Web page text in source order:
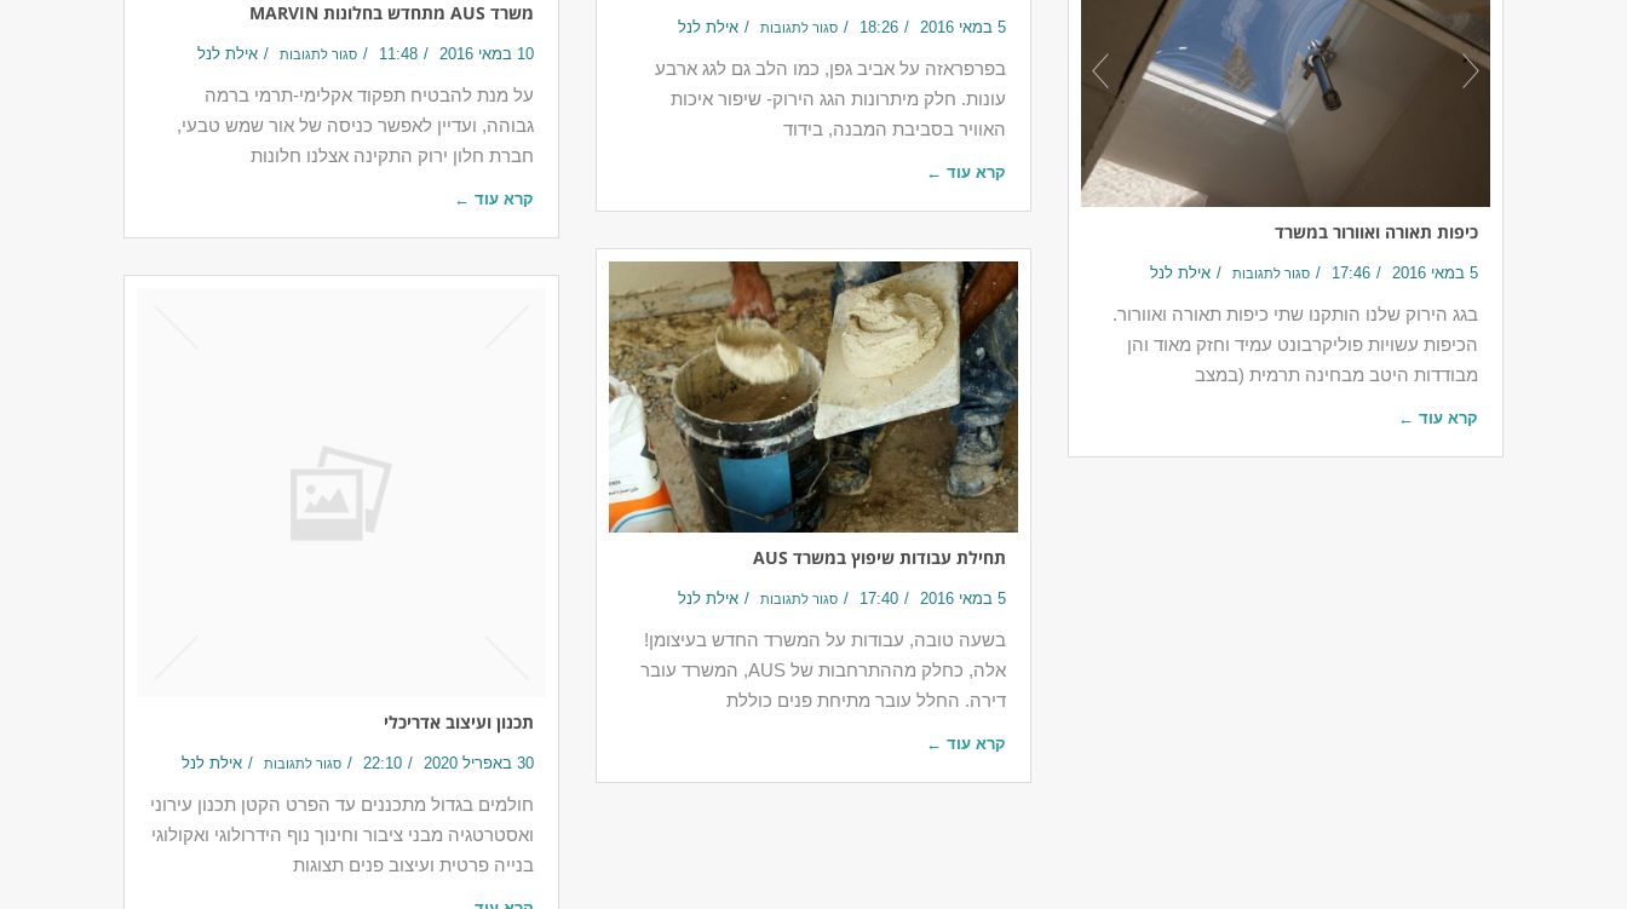
משרד AUS מתחדש בחלונות MARVIN
10 במאי 2016 11:48 סגור לתגובות אילת לנל
על מנת להבטיח תפקוד אקלימי-תרמי ברמה
גבוהה, ועדיין לאפשר כניסה של אור שמש טבעי,
חברת חלון ירוק התקינה אצלנו חלונות
קרא עוד ←
5 במאי 2016 18:26 סגור לתגובות אילת לנל
בפרפראזה על אביב גפן, כמו הלב גם לגג ארבע
עונות. חלק מיתרונות הגג הירוק- שיפור איכות
האוויר בסביבת המבנה, בידוד
קרא עוד ←
כיפות תאורה ואוורור במשרד
5 במאי 2016 17:46 סגור לתגובות אילת לנל
בגג הירוק שלנו הותקנו שתי כיפות תאורה ואוורור.
הכיפות עשויות פוליקרבונט עמיד וחזק מאוד והן
מבודדות היטב מבחינה תרמית (במצב
קרא עוד ←
תחילת עבודות שיפוץ במשרד AUS
5 במאי 2016 17:40 סגור לתגובות אילת לנל
בשעה טובה, עבודות על המשרד החדש בעיצומן!
אלה, כחלק מההתרחבות של AUS, המשרד עובר
דירה. החלל עובר מתיחת פנים כוללת
קרא עוד ←
תכנון ועיצוב אדריכלי
30 באפריל 2020 22:10 סגור לתגובות אילת לנל
חולמים בגדול​ מתכננים עד הפרט הקטן תכנון עירוני
ואסטרטגיה מבני ציבור וחינוך נוף הידרולוגי ואקולוגי
בנייה פרטית ועיצוב פנים תצוגות